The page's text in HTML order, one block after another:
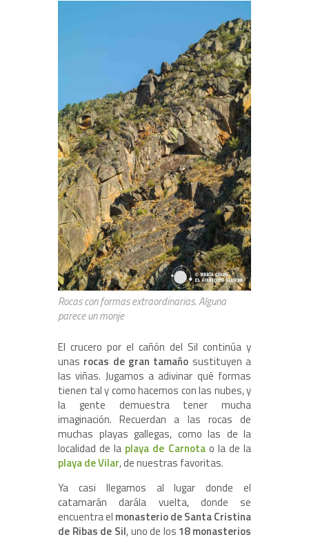
Rocas con formas extraordinarias. Alguna
parece un monje
El crucero por el cañón del Sil continúa y
unas rocas de gran tamaño sustituyen a
las viñas. Jugamos a adivinar qué formas
tienen tal y como hacemos con las nubes, y
la gente demuestra tener mucha
imaginación. Recuerdan a las rocas de
muchas playas gallegas, como las de la
localidad de la playa de Carnotao la de la
playa de Vilar, de nuestras favoritas.
Ya casi llegamos al lugar donde el
catamarán darála vuelta, donde se
encuentra el monasterio de Santa Cristina
de Ribas de Sil, uno de los 18 monasterios